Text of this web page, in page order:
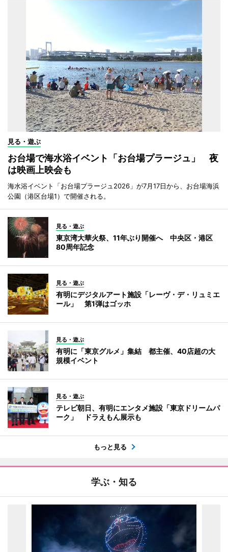
見る・遊ぶ
お台場で海水浴イベント「お台場プラージュ」 夜
は映画上映会も
海水浴イベント「お台場プラージュ2026」が7月17日から、お台場海浜
公園（港区台場1）で開催される。
見る・遊ぶ
東京湾大華火祭、11年ぶり開催へ 中央区・港区
80周年記念
見る・遊ぶ
有明にデジタルアート施設「レーヴ・デ・リュミエ
ール」 第1弾はゴッホ
見る・遊ぶ
有明に「東京グルメ」集結 都主催、40店超の大
規模イベント
見る・遊ぶ
テレビ朝日、有明にエンタメ施設「東京ドリームパ
ーク」 ドラえもん展示も
もっと見る
学ぶ・知る